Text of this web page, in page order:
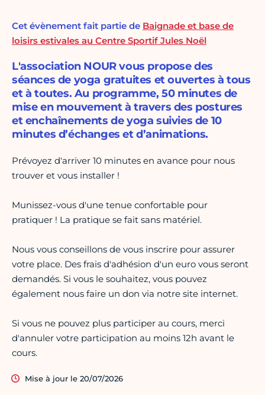
Cet évènement fait partie de Baignade et base de
loisirs estivales au Centre Sportif Jules Noël
L'association NOUR vous propose des
séances de yoga gratuites et ouvertes à tous
et à toutes. Au programme, 50 minutes de
mise en mouvement à travers des postures
et enchaînements de yoga suivies de 10
minutes d’échanges et d’animations.
Prévoyez d'arriver 10 minutes en avance pour nous
trouver et vous installer !
Munissez-vous d'une tenue confortable pour
pratiquer ! La pratique se fait sans matériel.
Nous vous conseillons de vous inscrire pour assurer
votre place. Des frais d'adhésion d'un euro vous seront
demandés. Si vous le souhaitez, vous pouvez
également nous faire un don via notre site internet.
Si vous ne pouvez plus participer au cours, merci
d'annuler votre participation au moins 12h avant le
cours.
Mise à jour le 20/07/2026